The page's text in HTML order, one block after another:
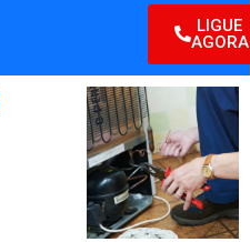
LIGUE
AGORA